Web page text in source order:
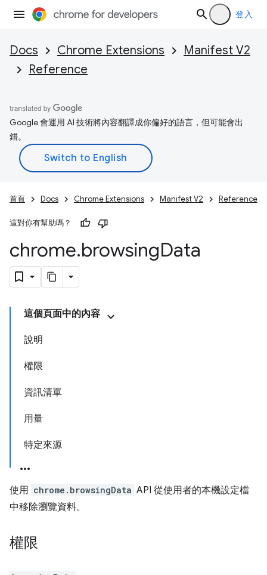
登入
Docs Chrome Extensions
Manifest V2
Reference
Google 會運用 AI 技術將內容翻譯成你偏好的語言，但可能會出
錯。
首頁 Docs Chrome Extensions Manifest V2 Reference
這對你有幫助嗎？
chrome.browsingData
這個頁面中的內容
說明
權限
資訊清單
用量
特定來源
使用 chrome.browsingData API 從使用者的本機設定檔
中移除瀏覽資料。
權限